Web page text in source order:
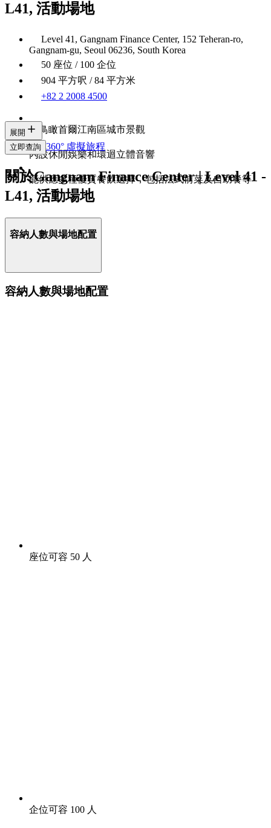
L41, 活動場地
Level 41, Gangnam Finance Center, 152 Teheran-ro,
Gangnam-gu, Seoul 06236, South Korea
50 座位 / 100 企位
904 平方呎 / 84 平方米
+82 2 2008 4500
能鳥瞰首爾江南區城市景觀
內設休閒娛樂和環迴立體音響
能供應多種優質餐飲選擇，包括法式前菜及自助餐等
展開
立即查詢 360° 虛擬旅程
關於Gangnam Finance Center | Level 41 -
L41, 活動場地
容納人數與場地配置
容納人數與場地配置
座位可容 50 人
企位可容 100 人